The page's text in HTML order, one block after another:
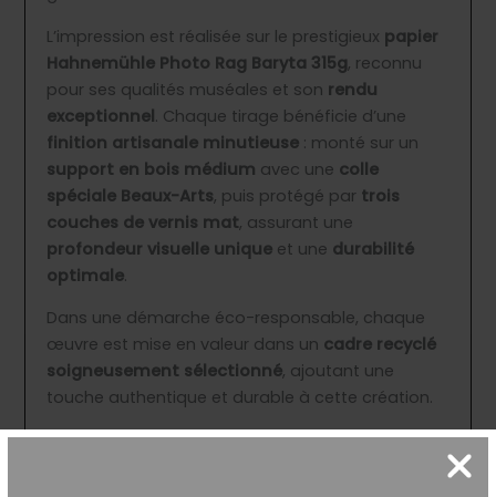
L’impression est réalisée sur le prestigieux papier
Hahnemühle Photo Rag Baryta 315g, reconnu
pour ses qualités muséales et son rendu
exceptionnel. Chaque tirage bénéficie d’une
finition artisanale minutieuse : monté sur un
support en bois médium avec une colle
spéciale Beaux-Arts, puis protégé par trois
couches de vernis mat, assurant une
profondeur visuelle unique et une durabilité
optimale.
Dans une démarche éco-responsable, chaque
œuvre est mise en valeur dans un cadre recyclé
soigneusement sélectionné, ajoutant une
touche authentique et durable à cette création.
Formats disponibles: